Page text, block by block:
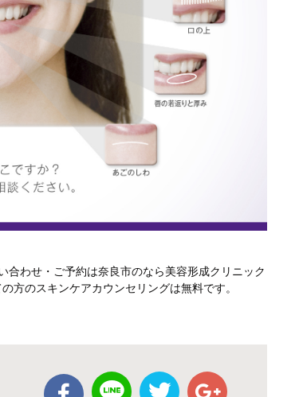
合わせ・ご予約は奈良市のなら美容形成クリニック
方のスキンケアカウンセリングは無料です。